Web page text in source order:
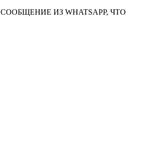
ИЗ WHATSAPP, ЧТО